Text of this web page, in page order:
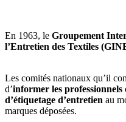
En 1963, le Groupement
l’Entretien des Textiles
Les comités nationaux qu’il
d’informer les professionnels
d’étiquetage d’entretien au
marques déposées.